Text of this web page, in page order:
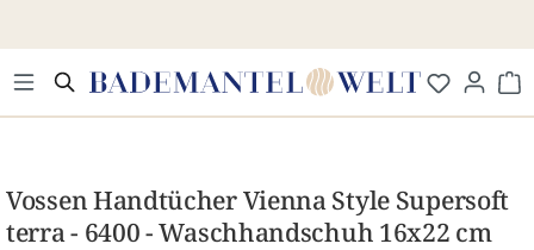
Vossen Handtücher Vienna Style Supersoft
terra - 6400 - Waschhandschuh 16x22 cm